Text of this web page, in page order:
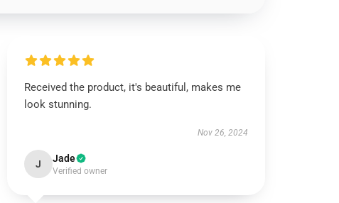
Received the product, it's beautiful, makes me
look stunning.
Nov 26, 2024
J Jade
Verified owner